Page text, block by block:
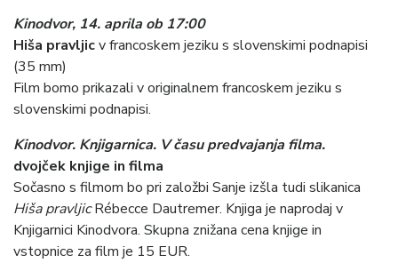
Kinodvor, 14. aprila ob 17:00
Hiša pravljicv francoskem jeziku s slovenskimi podnapisi
(35 mm)
Film bomo prikazali v originalnem francoskem jeziku s
slovenskimi podnapisi.
Kinodvor. Knjigarnica. V času predvajanja filma.
dvojček knjige in filma
Sočasno s filmom bo pri založbi Sanje izšla tudi slikanica
Hiša pravljicRébecce Dautremer. Knjiga je naprodaj v
Knjigarnici Kinodvora. Skupna znižana cena knjige in
vstopnice za film je 15 EUR.